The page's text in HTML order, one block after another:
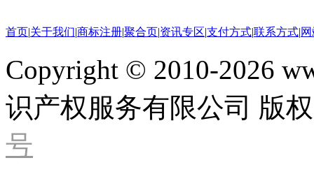
首页|关于我们|商标注册|聚合页|资讯专区|支付方式|联系方式|
Copyright © 2010-2026
识产权服务有限公司 版
号